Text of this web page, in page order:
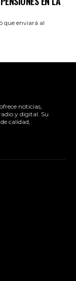
que enviará al
noticias,
y digital. Su
calidad,